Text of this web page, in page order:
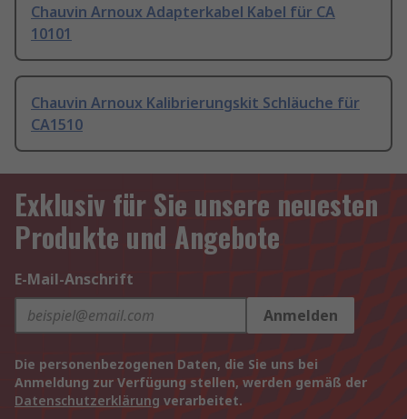
Chauvin Arnoux Adapterkabel Kabel für CA
10101
Chauvin Arnoux Kalibrierungskit Schläuche für
CA1510
Exklusiv für Sie unsere neuesten
Produkte und Angebote
E-Mail-Anschrift
Anmelden
Die personenbezogenen Daten, die Sie uns bei
Anmeldung zur Verfügung stellen, werden gemäß der
Datenschutzerklärung verarbeitet.